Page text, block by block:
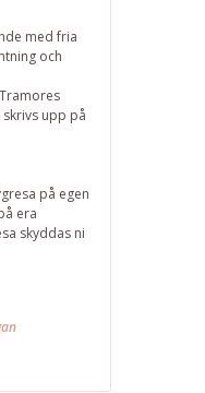
med fria
och
upp på
på egen
era
skyddas ni